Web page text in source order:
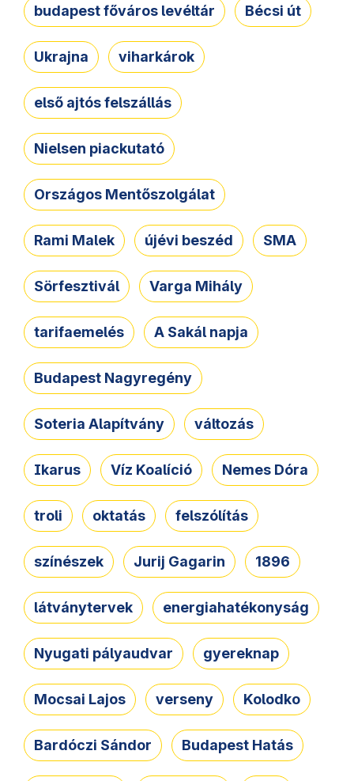
budapest főváros levéltár Bécsi út
Ukrajna viharkárok
első ajtós felszállás
Nielsen piackutató
Országos Mentőszolgálat
Rami Malek újévi beszéd SMA
Sörfesztivál Varga Mihály
tarifaemelés A Sakál napja
Budapest Nagyregény
Soteria Alapítvány változás
Ikarus Víz Koalíció Nemes Dóra
troli oktatás felszólítás
színészek Jurij Gagarin 1896
látványtervek energiahatékonyság
Nyugati pályaudvar gyereknap
Mocsai Lajos verseny Kolodko
Bardóczi Sándor Budapest Hatás